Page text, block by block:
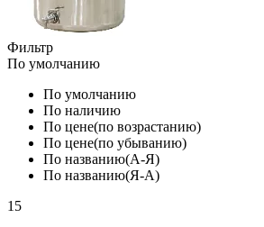
Фильтр
По умолчанию
По умолчанию
По наличию
По цене(по возрастанию)
По цене(по убыванию)
По названию(А-Я)
По названию(Я-А)
15